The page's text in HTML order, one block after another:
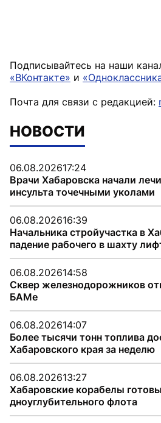
Подписывайтесь на наши
«ВКонтакте» и
Почта для связи с редакцией:
НОВОСТИ
06.08.202617:24
Врачи Хабаровска начали
инсульта точечными уколами
06.08.202616:39
Начальника стройучастка в
падение рабочего в шахту
06.08.202614:58
Сквер железнодорожников
БАМе
06.08.202614:07
Более тысячи тонн топлива
Хабаровского края за неделю
06.08.202613:27
Хабаровские корабелы
дноуглубительного флота